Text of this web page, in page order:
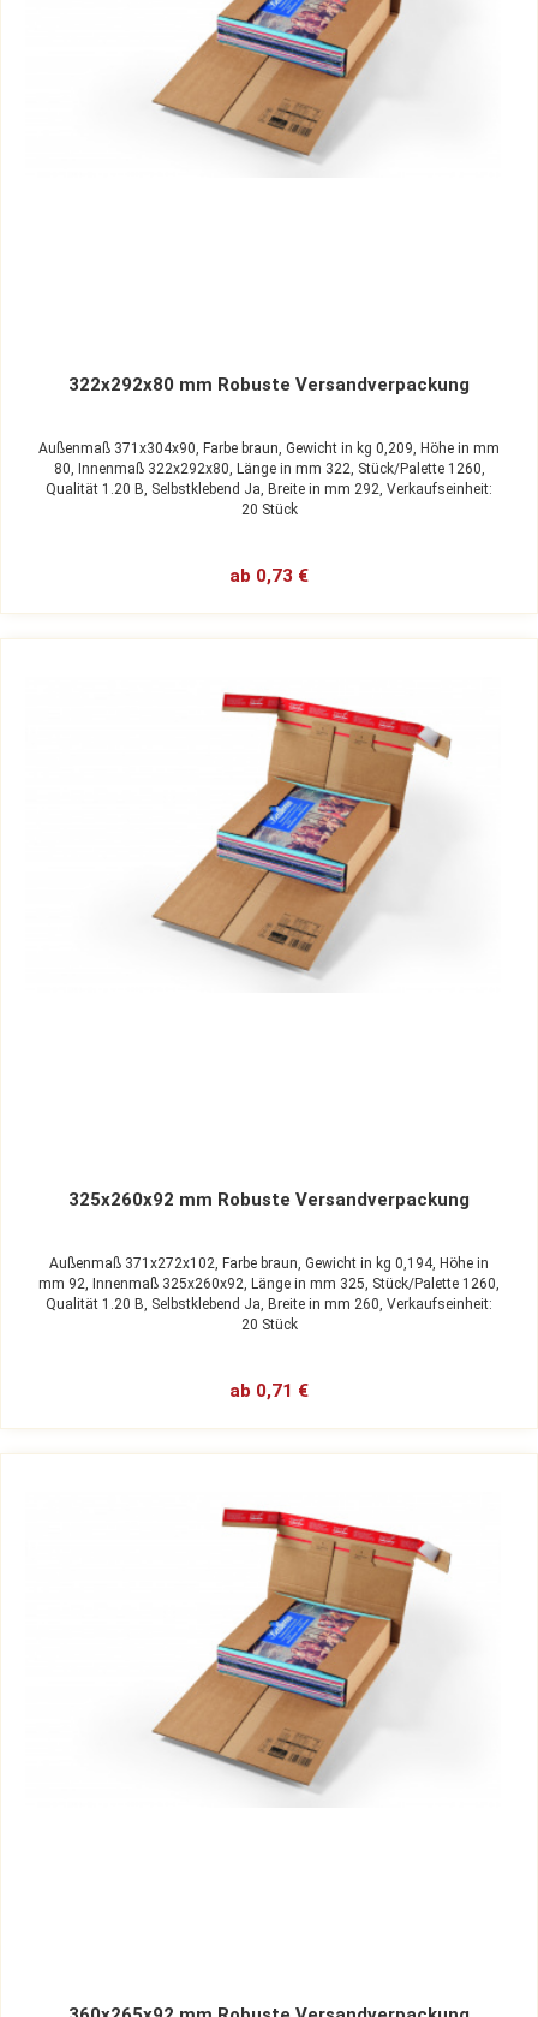
322x292x80 mm Robuste Versandverpackung
Außenmaß 371x304x90, Farbe braun, Gewicht in kg 0,209, Höhe in mm
80, Innenmaß 322x292x80, Länge in mm 322, Stück/Palette 1260,
Qualität 1.20 B, Selbstklebend Ja, Breite in mm 292, Verkaufseinheit:
20 Stück
ab 0,73 €
325x260x92 mm Robuste Versandverpackung
Außenmaß 371x272x102, Farbe braun, Gewicht in kg 0,194, Höhe in
mm 92, Innenmaß 325x260x92, Länge in mm 325, Stück/Palette 1260,
Qualität 1.20 B, Selbstklebend Ja, Breite in mm 260, Verkaufseinheit:
20 Stück
ab 0,71 €